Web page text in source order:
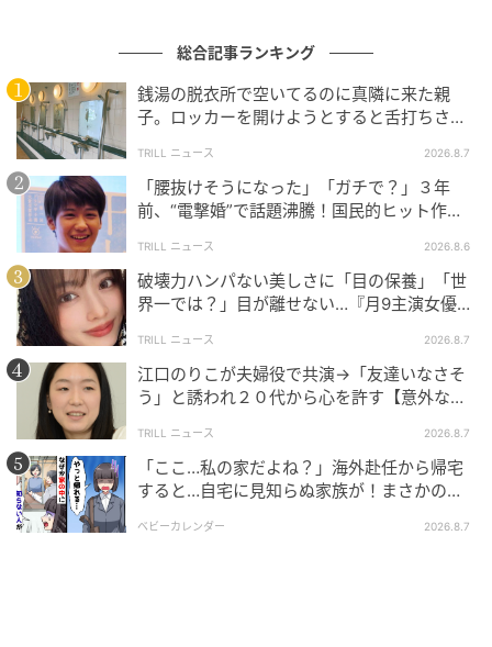
ウーマンエキサイト
総合記事ランキング
銭湯の脱衣所で空いてるのに真隣に来た親
子。ロッカーを開けようとすると舌打ちさ
中で拍手」
TRILL ニュース 2026.8.7
「腰抜けそうになった」「ガチで？」３年
前、“電撃婚”で話題沸騰！国民的ヒット作
TRILL ニュース 2026.8.6
破壊力ハンパない美しさに「目の保養」「世
界一では？」目が離せない…『月9主演女優
TRILL ニュース 2026.8.7
江口のりこが夫婦役で共演→「友達いなさそ
う」と誘われ２０代から心を許す【意外な親
TRILL ニュース 2026.8.7
「ここ…私の家だよね？」海外赴任から帰宅
すると…自宅に見知らぬ家族が！まさかの真
ベビーカレンダー 2026.8.7